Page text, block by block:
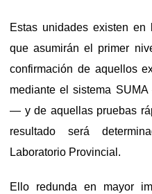
Estas unidades existen
que asumirán el primer
confirmación de aquellos
mediante el sistema
— y de aquellas pruebas
resultado será
Laboratorio Provincial.
Ello redunda en mayor